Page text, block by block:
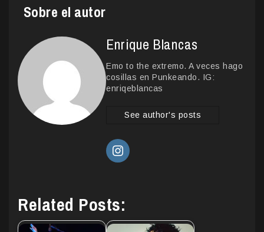
Sobre el autor
Enrique Blancas
Emo to the extremo. A veces hago
cosillas en Punkeando. IG:
enriqeblancas
See author's posts
Related Posts: